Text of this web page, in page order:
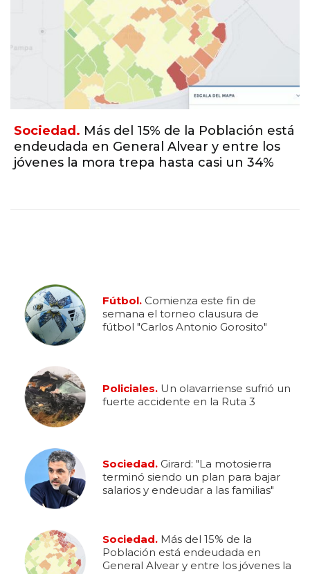
de la Población está
Alvear y entre los
hasta casi un 34%
Sociedad.La
para que
Bonaerenses
Fútbol. Comienza este fin de
semana el torneo clausura de
fútbol "Carlos Antonio Gorosito"
Policiales. Un olavarriense sufrió un
fuerte accidente en la Ruta 3
Sociedad. Girard: "La motosierra
terminó siendo un plan para bajar
salarios y endeudar a las familias"
Sociedad. Más del 15% de la
Población está endeudada en
General Alvear y entre los jóvenes la